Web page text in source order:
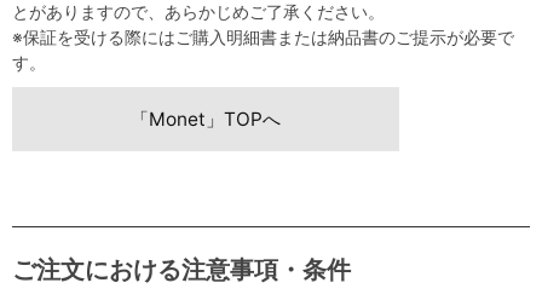
とがありますので、あらかじめご了承ください。
※保証を受ける際にはご購入明細書または納品書のご提示が必要で
す。
「Monet」TOPへ
ご注文における注意事項・条件